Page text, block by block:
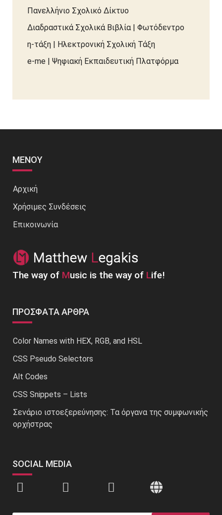
Πανελλήνιο Σχολικό Δίκτυο
Διαδραστικά Σχολικά Βιβλία | Φωτόδεντρο
η-τάξη | Ηλεκτρονική Σχολική Τάξη
e-me | Ψηφιακή Εκπαιδευτική Πλατφόρμα
ΜΕΝΟΎ
Αρχική
Χρήσιμες Συνδέσεις
Επικοινωνία
The way of Music is the way of Life!
ΠΡΌΣΦΑΤΑ ΆΡΘΡΑ
Color Names with HEX, RGB, and HSL
CSS Pseudo Selectors
Alt Codes
CSS Snippets – Lists
Σενάριο ιστοεξερεύνησης: Τα όργανα της συμφωνικής
ορχήστρας
SOCIAL MEDIA